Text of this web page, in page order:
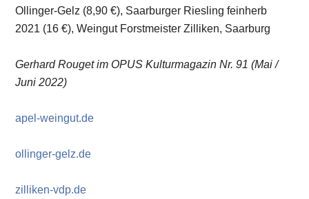
Ollinger-Gelz (8,90 €), Saarburger Riesling feinherb
2021 (16 €), Weingut Forstmeister Zilliken, Saarburg
Gerhard Rouget im OPUS Kulturmagazin Nr. 91 (Mai /
Juni 2022)
apel-weingut.de
ollinger-gelz.de
zilliken-vdp.de